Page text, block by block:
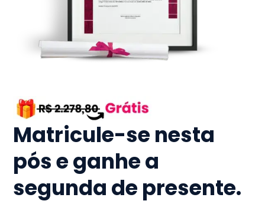
Matricule-se nesta
pós e ganhe a
segunda de presente.